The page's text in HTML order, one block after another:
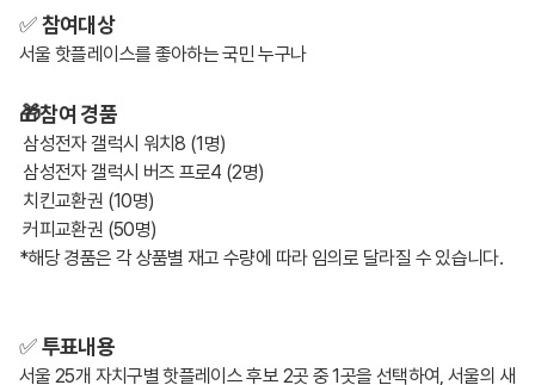
✅참여대상
서울 핫플레이스를 좋아하는 국민 누구나
🎁참여 경품
삼성전자 갤럭시 워치8 (1명)
삼성전자 갤럭시 버즈 프로4 (2명)
치킨교환권 (10명)
커피교환권 (50명)
*해당 경품은 각 상품별 재고 수량에 따라 임의로 달라질 수 있습니다.
✅투표내용
서울 25개 자치구별 핫플레이스 후보 2곳 중 1곳을 선택하여, 서울의 새